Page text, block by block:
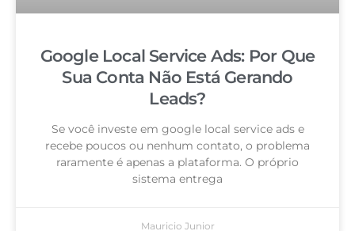
Google Local Service Ads: Por Que
Sua Conta Não Está Gerando
Leads?
Se você investe em google local service ads e
recebe poucos ou nenhum contato, o problema
raramente é apenas a plataforma. O próprio
sistema entrega
Mauricio Junior